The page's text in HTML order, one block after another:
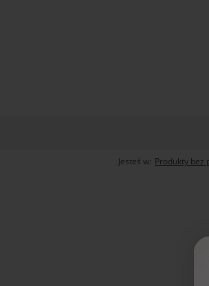
Jesteś w: Produkty bez